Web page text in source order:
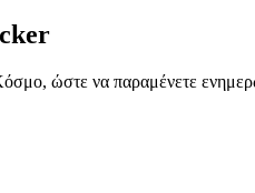
ώστε να παραμένετε